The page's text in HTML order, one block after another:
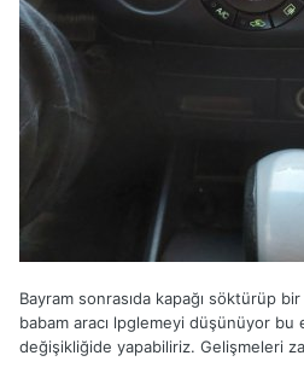
Bayram sonrasıda kapağı söktürüp
babam aracı lpglemeyi düşünüyor
değişikliğide yapabiliriz. Gelişmeleri